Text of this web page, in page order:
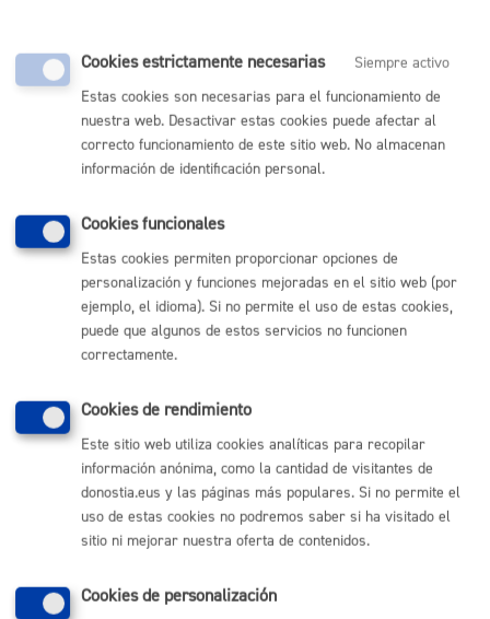
ADAHIgi, Asociación Déficit de Atención con
Hiperactividad-Gi
Adela Euskal Herria
ADELA, Asociación Guipuzcoana Esclerosis
ADEMGI
Adepal, Asociación de Padres de Alumnos del
Colegio Presentación de María
Adhico País Vasco
Adinkide, Grandes Amigos en Acción
Adopchina
Ados Asociación Cultural de Euskadi de Personas
con Discapacidad Visual/ Ikusmen Urriko
Pertsonen Euskadiko Kultur Elkartea
ADRA Fundación
Adsis Fundación
1 2 3 4 5 6 7 8
»
Cookies estrictamente necesarias
Siempre activo
Estas cookies son necesarias para el funcionamiento de
nuestra web. Desactivar estas cookies puede afectar al
correcto funcionamiento de este sitio web. No almacenan
información de identificación personal.
Cookies funcionales
Estas cookies permiten proporcionar opciones de
personalización y funciones mejoradas en el sitio web (por
ejemplo, el idioma). Si no permite el uso de estas cookies,
puede que algunos de estos servicios no funcionen
correctamente.
Cookies de rendimiento
Este sitio web utiliza cookies analíticas para recopilar
información anónima, como la cantidad de visitantes de
donostia.eus y las páginas más populares. Si no permite el
uso de estas cookies no podremos saber si ha visitado el
sitio ni mejorar nuestra oferta de contenidos.
Cookies de personalización